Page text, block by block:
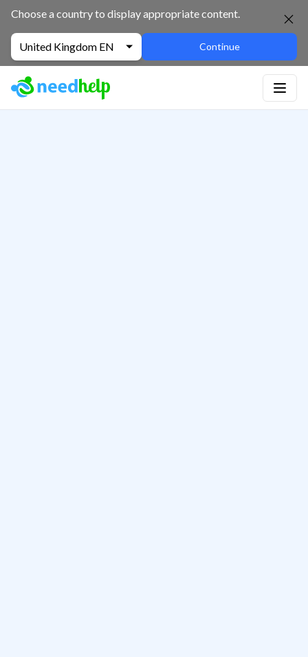
Choose a country to display appropriate content.
United Kingdom EN Continue